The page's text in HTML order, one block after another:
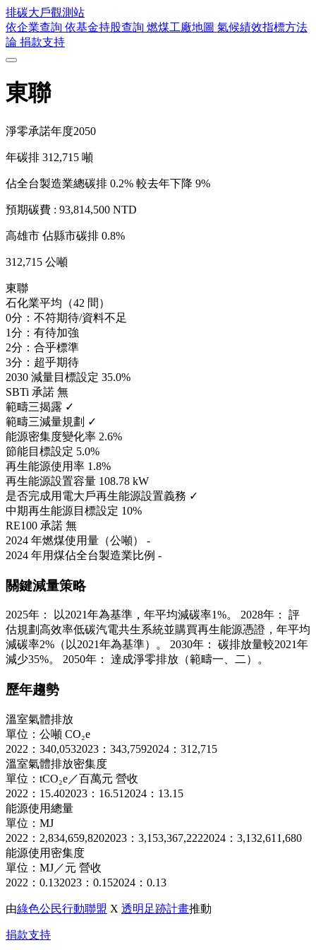
排碳大戶觀測站
依企業查詢 依基金持股查詢 燃煤工廠地圖 氣候績效指標方法
論 捐款支持
東聯
淨零承諾年度2050
年碳排 312,715 噸
佔全台製造業總碳排 0.2% 較去年下降 9%
預期碳費 : 93,814,500 NTD
高雄市 佔縣市碳排 0.8%
312,715 公噸
東聯
石化業平均（42 間）
0分：不符期待/資料不足
1分：有待加強
2分：合乎標準
3分：超乎期待
2030 減量目標設定 35.0%
SBTi 承諾 無
範疇三揭露 ✓
範疇三減量規劃 ✓
能源密集度變化率 2.6%
節能目標設定 5.0%
再生能源使用率 1.8%
再生能源設置容量 108.78 kW
是否完成用電大戶再生能源設置義務 ✓
中期再生能源目標設定 10%
RE100 承諾 無
2024 年燃煤使用量（公噸） -
2024 年用煤佔全台製造業比例 -
關鍵減量策略
2025年： 以2021年為基準，年平均減碳率1%。 2028年： 評
估規劃高效率低碳汽電共生系統並購買再生能源憑證，年平均
減碳率2%（以2021年為基準）。 2030年： 碳排放量較2021年
減少35%。 2050年： 達成淨零排放（範疇一、二）。
歷年趨勢
溫室氣體排放
單位：公噸 CO₂e
2022：340,0532023：343,7592024：312,715
溫室氣體排放密集度
單位：tCO₂e／百萬元 營收
2022：15.402023：16.51 2024：13.15
能源使用總量
單位：MJ
2022：2,834,659,8202023：3,153,367,2222024：3,132,611,680
能源使用密集度
單位：MJ／元 營收
2022：0.132023：0.152024：0.13
由綠色公民行動聯盟 X 透明足跡計畫推動
捐款支持